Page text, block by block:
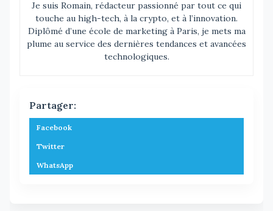
Je suis Romain, rédacteur passionné par tout ce qui
touche au high-tech, à la crypto, et à l’innovation.
Diplômé d’une école de marketing à Paris, je mets ma
plume au service des dernières tendances et avancées
technologiques.
Partager:
Facebook
Twitter
WhatsApp